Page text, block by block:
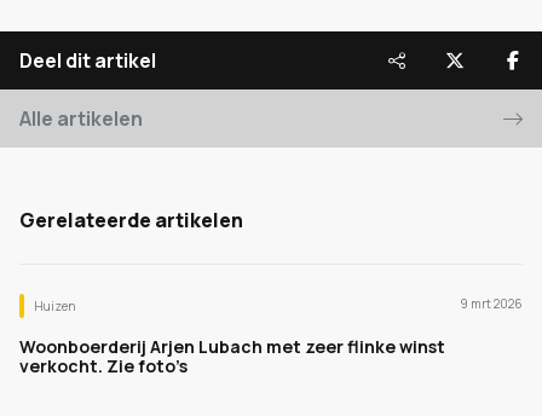
Deel dit artikel
Alle artikelen
Gerelateerde artikelen
Huizen 9 mrt 2026
Woonboerderij Arjen Lubach met zeer flinke winst
verkocht. Zie foto’s